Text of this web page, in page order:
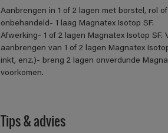
Aanbrengen in 1 of 2 lagen met borstel, rol
onbehandeld- 1 laag Magnatex Isotop SF.
Afwerking- 1 of 2 lagen Magnatex Isotop
aanbrengen van 1 of 2 lagen Magnatex
inkt, enz.)- breng 2 lagen onverdunde
voorkomen.
Tips & advies